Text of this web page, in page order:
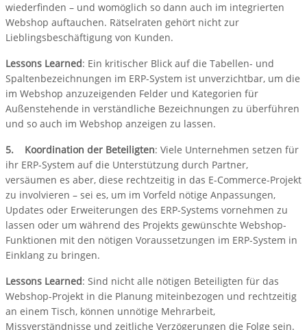
wiederfinden – und womöglich so dann auch im integrierten
Webshop auftauchen. Rätselraten gehört nicht zur
Lieblingsbeschäftigung von Kunden.
Lessons Learned: Ein kritischer Blick auf die Tabellen- und
Spaltenbezeichnungen im ERP-System ist unverzichtbar, um die
im Webshop anzuzeigenden Felder und Kategorien für
Außenstehende in verständliche Bezeichnungen zu überführen
und so auch im Webshop anzeigen zu lassen.
5. Koordination der Beteiligten: Viele Unternehmen setzen für
ihr ERP-System auf die Unterstützung durch Partner,
versäumen es aber, diese rechtzeitig in das E-Commerce-Projekt
zu involvieren – sei es, um im Vorfeld nötige Anpassungen,
Updates oder Erweiterungen des ERP-Systems vornehmen zu
lassen oder um während des Projekts gewünschte Webshop-
Funktionen mit den nötigen Voraussetzungen im ERP-System in
Einklang zu bringen.
Lessons Learned: Sind nicht alle nötigen Beteiligten für das
Webshop-Projekt in die Planung miteinbezogen und rechtzeitig
an einem Tisch, können unnötige Mehrarbeit,
Missverständnisse und zeitliche Verzögerungen die Folge sein.